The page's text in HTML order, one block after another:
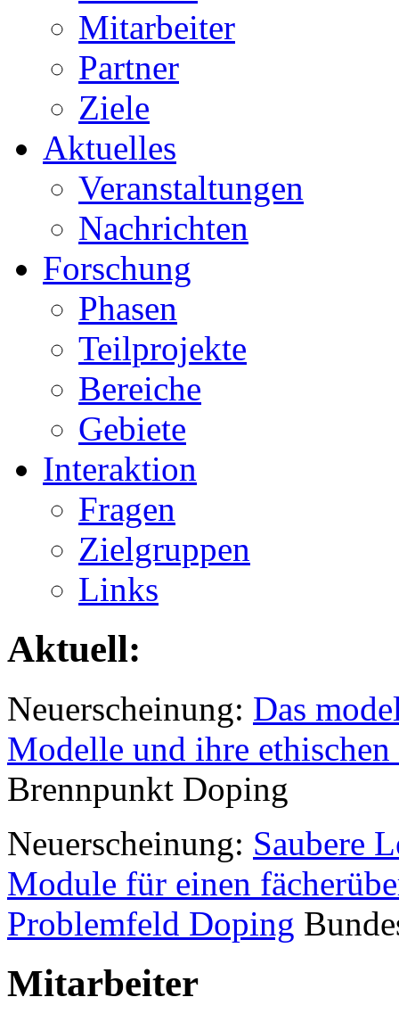
Mitarbeiter
Partner
Ziele
Aktuelles
Veranstaltungen
Nachrichten
Forschung
Phasen
Teilprojekte
Bereiche
Gebiete
Interaktion
Fragen
Zielgruppen
Links
Aktuell:
Neuerscheinung: Das
Modelle und ihre
Brennpunkt Doping
Neuerscheinung: Saubere
Module für einen
Problemfeld Doping
Mitarbeiter